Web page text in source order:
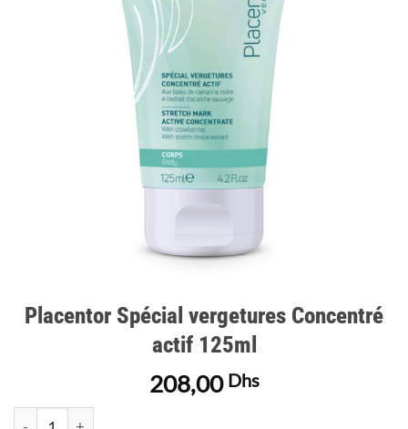
Placentor Spécial vergetures Concentré
actif 125ml
208,00 Dhs
quantité de Placentor Spécial vergetures Concentré actif 125ml